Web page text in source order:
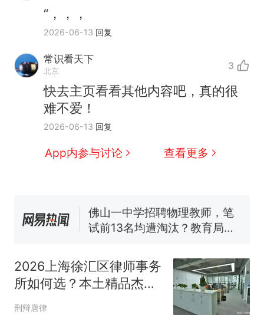
“，，，
2026-06-13 回复
常识看天下
北京 3
快去主页看看其他内容吧，真的很
难不爱！
2026-06-13 回复
App内参与讨论 查看更多
因老师一句“跟我回家”改写了
人生
新 费大厨“全国小炒肉大王”称
佛山一中学招聘物理教师，笔
试前13名均遭淘汰？教育局：
核查
力已达15级 最新研判
享界G9车型预售价公布：
43.98万起
那个在床头放菜刀的女孩，
2026上海徐汇区律师事务
所如何选？本土精品杰地
律所与八位律师专业详解
刑辩唐律